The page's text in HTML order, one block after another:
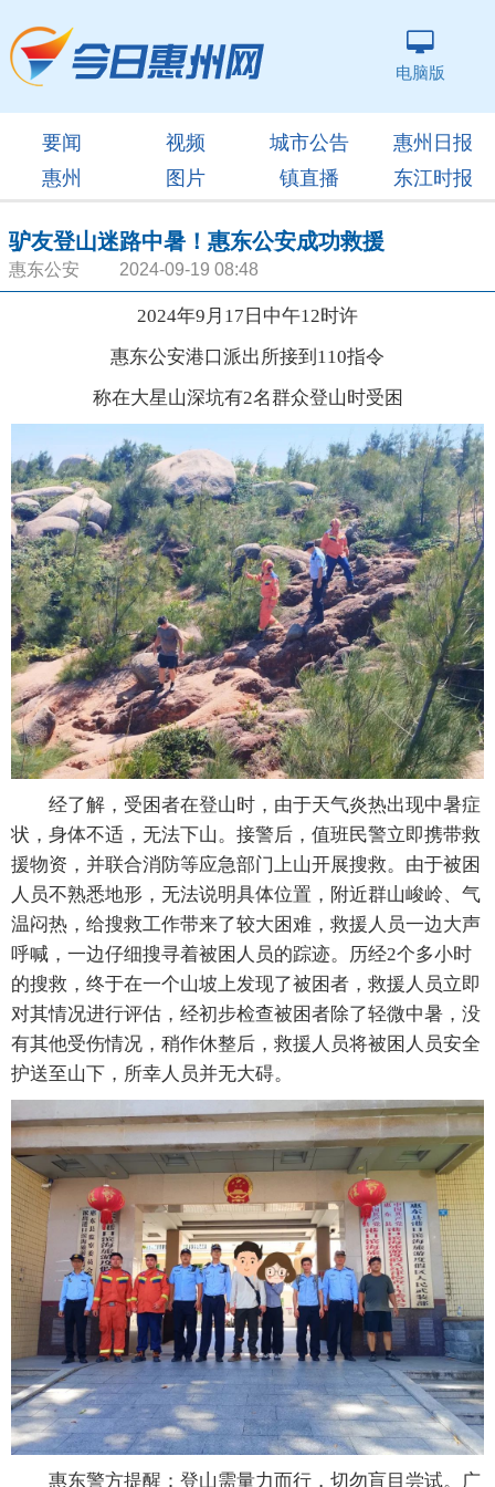
电脑版
要闻 视频 城市公告
惠州日报
惠州
图片 镇直播 东江时报
驴友登山迷路中暑！惠东公安成功救援
惠东公安 2024-09-19 08:48
2024年9月17日中午12时许
惠东公安港口派出所接到110指令
称在大星山深坑有2名群众登山时受困
经了解，受困者在登山时，由于天气炎热出现中暑症
状，身体不适，无法下山。接警后，值班民警立即携带救
援物资，并联合消防等应急部门上山开展搜救。由于被困
人员不熟悉地形，无法说明具体位置，附近群山峻岭、气
温闷热，给搜救工作带来了较大困难，救援人员一边大声
呼喊，一边仔细搜寻着被困人员的踪迹。历经2个多小时
的搜救，终于在一个山坡上发现了被困者，救援人员立即
对其情况进行评估，经初步检查被困者除了轻微中暑，没
有其他受伤情况，稍作休整后，救援人员将被困人员安全
护送至山下，所幸人员并无大碍。
惠东警方提醒：登山需量力而行，切勿盲目尝试。广